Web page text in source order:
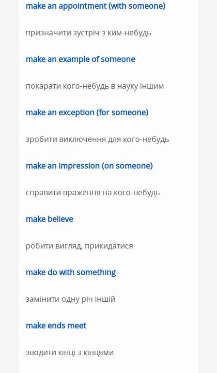
make an appointment (with someone)
призначити зустріч з ким-небудь
make an example of someone
покарати кого-небудь в науку іншим
make an exception (for someone)
зробити виключення для кого-небудь
make an impression (on someone)
справити враження на кого-небудь
make believe
робити вигляд, прикидатися
make do with something
замінити одну річ іншій
make ends meet
зводити кінці з кінцями